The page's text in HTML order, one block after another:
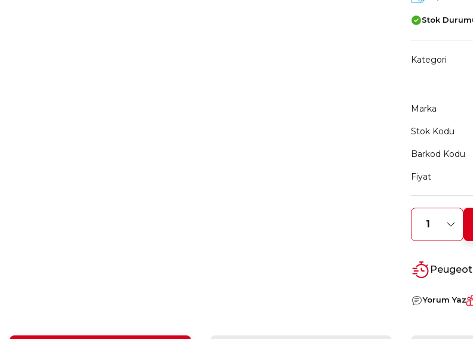
Stok
Kategori
Marka
Stok Kodu
Barkod Kodu
Fiyat
Yorum Yaz